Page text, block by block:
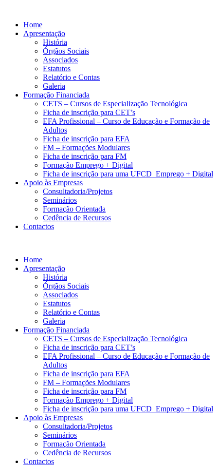
Home
Apresentação
História
Órgãos Sociais
Associados
Estatutos
Relatório e Contas
Galeria
Formação Financiada
CETS – Cursos de Especialização Tecnológica
Ficha de inscrição para CET’s
EFA Profissional – Curso de Educação e Formação de
Adultos
Ficha de inscrição para EFA
FM – Formações Modulares
Ficha de inscrição para FM
Formação Emprego + Digital
Ficha de inscrição para uma UFCD Emprego + Digital
Apoio às Empresas
Consultadoria/Projetos
Seminários
Formação Orientada
Cedência de Recursos
Contactos
Home
Apresentação
História
Órgãos Sociais
Associados
Estatutos
Relatório e Contas
Galeria
Formação Financiada
CETS – Cursos de Especialização Tecnológica
Ficha de inscrição para CET’s
EFA Profissional – Curso de Educação e Formação de
Adultos
Ficha de inscrição para EFA
FM – Formações Modulares
Ficha de inscrição para FM
Formação Emprego + Digital
Ficha de inscrição para uma UFCD Emprego + Digital
Apoio às Empresas
Consultadoria/Projetos
Seminários
Formação Orientada
Cedência de Recursos
Contactos